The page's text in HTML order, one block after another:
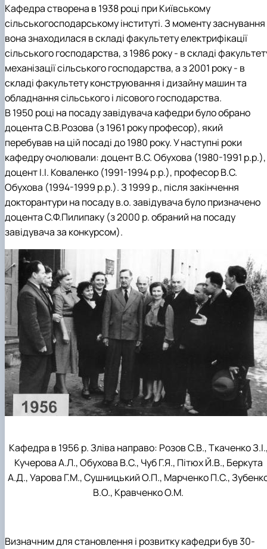
Кафедра створена в 1938 році при Київському
сільськогосподарському інституті. З моменту заснування
вона знаходилася в складі факультету електрифікації
сільського господарства, з 1986 року - в складі
механізації сільського господарства, а з 2001 року - в
складі факультету конструювання і дизайну машин та
обладнання сільського і лісового господарства.
В 1950 році на посаду завідувача кафедри було обрано
доцента С.В.Розова (з 1961 року професор), який
перебував на цій посаді до 1980 року. У наступні роки
кафедру очолювали: доцент В.С. Обухова (1980-1991 р.р.),
доцент І.І. Коваленко (1991-1994 р.р.), професор В.С.
Обухова (1994-1999 р.р.). З 1999 р., після закінчення
докторантури на посаду в.о. завідувача було призначено
доцента С.Ф.Пилипаку (з 2000 р. обраний на посаду
завідувача за конкурсом).
Кафедра в 1956 р. Зліва направо: Розов С.В., Ткаченко
Кучерова А.Л., Обухова В.С., Чуб Г.Я., Пітюх Й.В., Беркута
А.Д., Уарова Г.М., Сушницький О.П., Марченко П.С.,
В.О., Кравченко О.М.
Визначним для становлення і розвитку кафедри був 30-